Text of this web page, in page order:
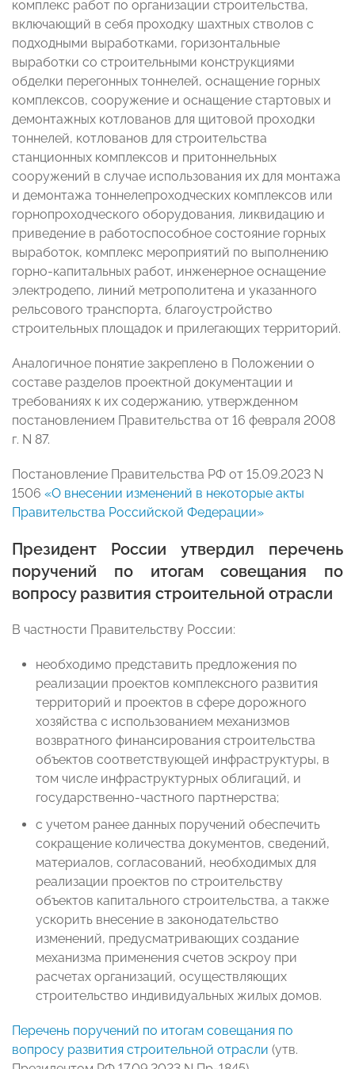
комплекс работ по организации строительства,
включающий в себя проходку шахтных стволов с
подходными выработками, горизонтальные
выработки со строительными конструкциями
обделки перегонных тоннелей, оснащение горных
комплексов, сооружение и оснащение стартовых и
демонтажных котлованов для щитовой проходки
тоннелей, котлованов для строительства
станционных комплексов и притоннельных
сооружений в случае использования их для монтажа
и демонтажа тоннелепроходческих комплексов или
горнопроходческого оборудования, ликвидацию и
приведение в работоспособное состояние горных
выработок, комплекс мероприятий по выполнению
горно-капитальных работ, инженерное оснащение
электродепо, линий метрополитена и указанного
рельсового транспорта, благоустройство
строительных площадок и прилегающих территорий.
Аналогичное понятие закреплено в Положении о
составе разделов проектной документации и
требованиях к их содержанию, утвержденном
постановлением Правительства от 16 февраля 2008
г. N 87.
Постановление Правительства РФ от 15.09.2023 N
1506 «О внесении изменений в некоторые акты
Правительства Российской Федерации»
Президент России утвердил перечень
поручений по итогам совещания по
вопросу развития строительной отрасли
В частности Правительству России:
необходимо представить предложения по
реализации проектов комплексного развития
территорий и проектов в сфере дорожного
хозяйства с использованием механизмов
возвратного финансирования строительства
объектов соответствующей инфраструктуры, в
том числе инфраструктурных облигаций, и
государственно-частного партнерства;
с учетом ранее данных поручений обеспечить
сокращение количества документов, сведений,
материалов, согласований, необходимых для
реализации проектов по строительству
объектов капитального строительства, а также
ускорить внесение в законодательство
изменений, предусматривающих создание
механизма применения счетов эскроу при
расчетах организаций, осуществляющих
строительство индивидуальных жилых домов.
Перечень поручений по итогам совещания по
вопросу развития строительной отрасли (утв.